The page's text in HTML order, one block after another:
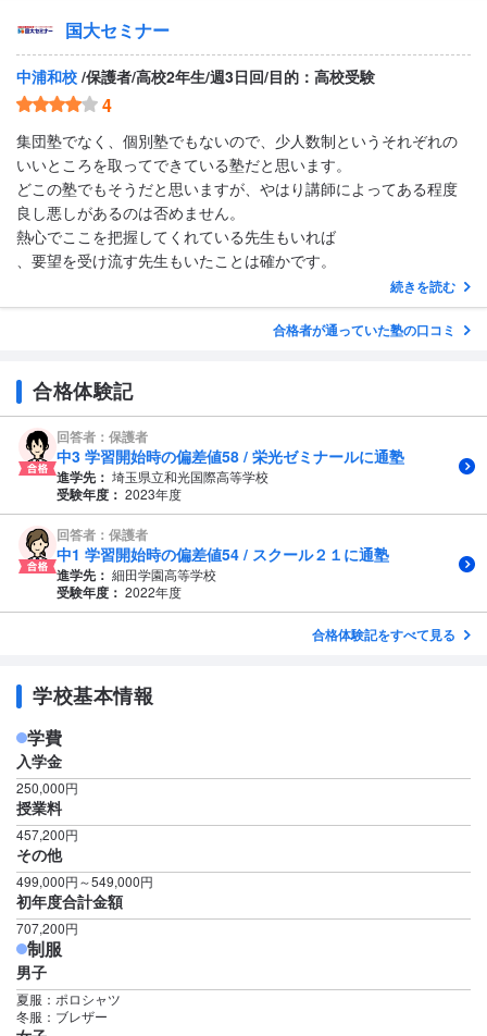
国大セミナー
中浦和校 /保護者/高校2年生/週3日回/目的：高校受験
4
集団塾でなく、個別塾でもないので、少人数制というそれぞれの
いいところを取ってできている塾だと思います。
どこの塾でもそうだと思いますが、やはり講師によってある程度
良し悪しがあるのは否めません。
熱心でここを把握してくれている先生もいれば
、要望を受け流す先生もいたことは確かです。
続きを読む
合格者が通っていた塾の口コミ
合格体験記
回答者：保護者
中3 学習開始時の偏差値58 / 栄光ゼミナールに通塾
進学先： 埼玉県立和光国際高等学校
受験年度： 2023年度
回答者：保護者
中1 学習開始時の偏差値54 / スクール２１に通塾
進学先： 細田学園高等学校
受験年度： 2022年度
合格体験記をすべて見る
学校基本情報
学費
入学金
250,000円
授業料
457,200円
その他
499,000円～549,000円
初年度合計金額
707,200円
制服
男子
夏服：ポロシャツ
冬服：ブレザー